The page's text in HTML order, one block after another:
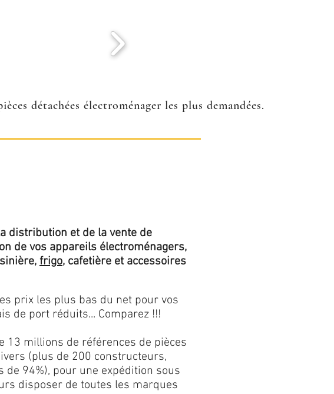
détachées électroménager les plus demandées.
distribution et de la vente de
de vos appareils électroménagers,
frigo, cafetière et accessoires
prix les plus bas du net pour vos
de port réduits... Comparez !!!
13 millions de références de pièces
(plus de 200 constructeurs,
de 94%), pour une expédition sous
disposer de toutes les marques